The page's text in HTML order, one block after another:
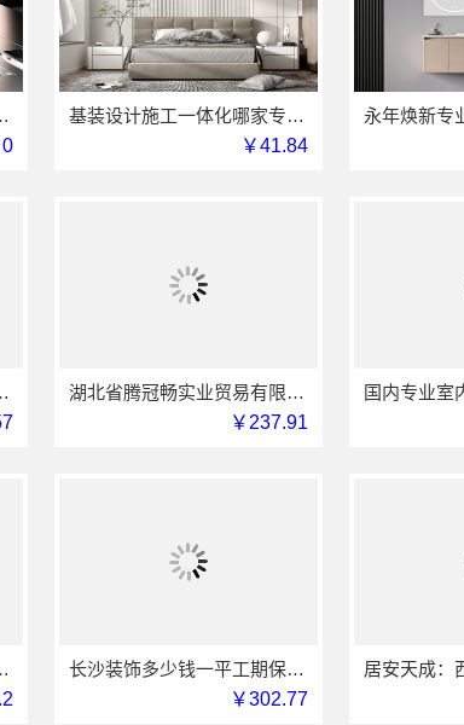
制工厂联系电话
0
基装设计施工一体化哪家专业？亿莱居装饰工程材料有限公司可靠
￥41.84
实业贸易有限公司
湖北省腾冠畅实业贸易有限公司专业轮胎批发平台解决方案
￥237.91
司标准化工艺保障
长沙装饰多少钱一平工期保障，湖南创益讯建筑有限公司
￥302.77